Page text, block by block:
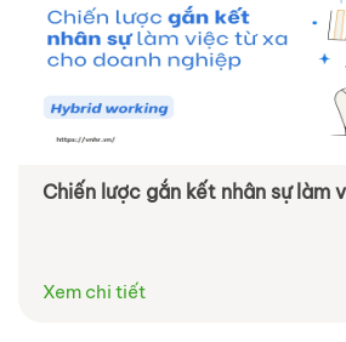
Chiến lược gắn kết nhân sự làm
Xem chi tiết